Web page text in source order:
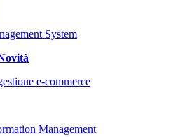
System
e-commerce
Management